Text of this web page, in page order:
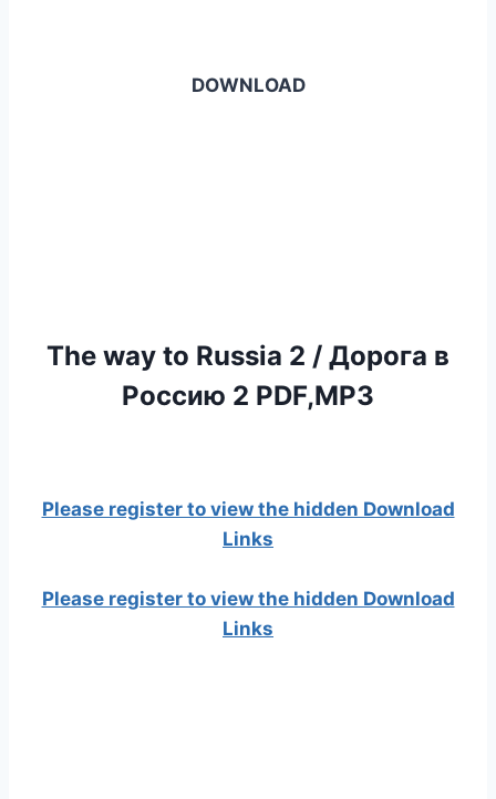
DOWNLOAD
The way to Russia 2 / Дорога в
Россию 2 PDF,MP3
Please register to view the hidden Download
Links
Please register to view the hidden Download
Links